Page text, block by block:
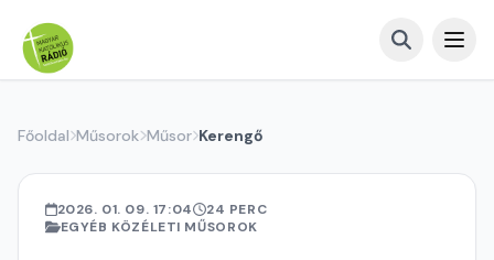
Főoldal Műsorok Műsor Kerengő
2026. 01. 09. 17:04
24 PERC
EGYÉB KÖZÉLETI MŰSOROK